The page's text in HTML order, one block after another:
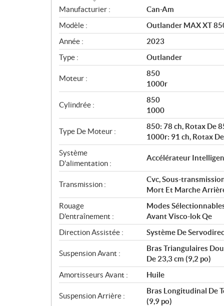
S
p
é
c
i
f
i
t
i
o
s
Manufacturier :
Can-Am
Modèle :
Outlander MAX XT
Année :
2023
Type :
Outlander
Moteur :
850
1000r
Cylindrée :
850
1000
Type De Moteur :
850: 78 ch, Rotax De
1000r: 91 ch, Rotax
Système
D'alimentation :
Accélérateur
Transmission :
Cvc, Sous-
Mort Et Marche
Rouage
D'entraînement :
Modes
Avant Visco-lok Qe
Direction Assistée :
Système De
Suspension Avant :
Bras Triangulaires
De 23,3 cm (9,2 po)
Amortisseurs Avant :
Huile
Suspension Arrière :
Bras Longitudinal De
(9,9 po)